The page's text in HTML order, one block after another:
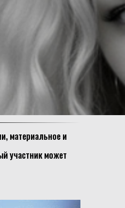
материальное и
участник может